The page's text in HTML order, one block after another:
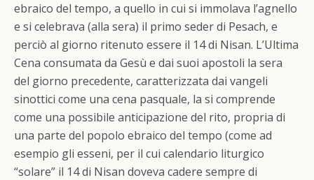
ebraico del tempo, a quello in cui si immolava l’agnello
e si celebrava (alla sera) il primo seder di Pesach, e
perciò al giorno ritenuto essere il 14 di Nisan. L’Ultima
Cena consumata da Gesù e dai suoi apostoli la sera
del giorno precedente, caratterizzata dai vangeli
sinottici come una cena pasquale, la si comprende
come una possibile anticipazione del rito, propria di
una parte del popolo ebraico del tempo (come ad
esempio gli esseni, per il cui calendario liturgico
“solare” il 14 di Nisan doveva cadere sempre di